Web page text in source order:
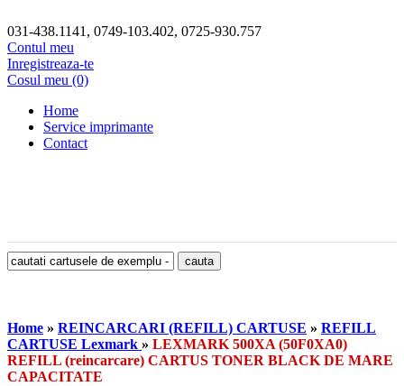
031-438.1141, 0749-103.402, 0725-930.757
Contul meu
Inregistreaza-te
Cosul meu (0)
Home
Service imprimante
Contact
Home » REINCARCARI (REFILL) CARTUSE » REFILL
CARTUSE Lexmark » LEXMARK 500XA (50F0XA0)
REFILL (reincarcare) CARTUS TONER BLACK DE MARE
CAPACITATE